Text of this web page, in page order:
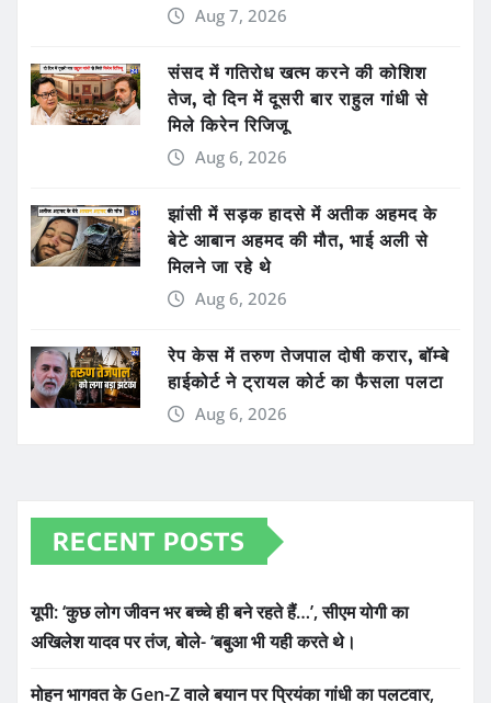
Aug 7, 2026
संसद में गतिरोध खत्म करने की कोशिश
तेज, दो दिन में दूसरी बार राहुल गांधी से
मिले किरेन रिजिजू
Aug 6, 2026
झांसी में सड़क हादसे में अतीक अहमद के
बेटे आबान अहमद की मौत, भाई अली से
मिलने जा रहे थे
Aug 6, 2026
रेप केस में तरुण तेजपाल दोषी करार, बॉम्बे
हाईकोर्ट ने ट्रायल कोर्ट का फैसला पलटा
Aug 6, 2026
RECENT POSTS
यूपी: ‘कुछ लोग जीवन भर बच्चे ही बने रहते हैं…’, सीएम योगी का
अखिलेश यादव पर तंज, बोले- ‘बबुआ भी यही करते थे।
मोहन भागवत के Gen-Z वाले बयान पर प्रियंका गांधी का पलटवार,